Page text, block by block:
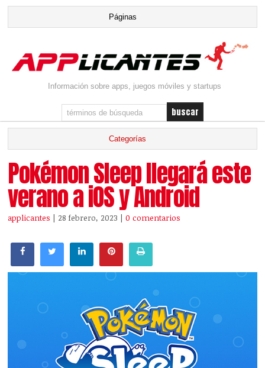
Información sobre apps, juegos móviles y startups
Pokémon Sleep llegará este
verano a iOS y Android
applicantes | 28 febrero, 2023 |0 comentarios